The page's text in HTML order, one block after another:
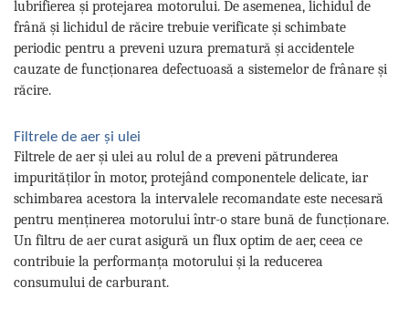
lubrifierea și protejarea motorului. De asemenea, lichidul de
frână și lichidul de răcire trebuie verificate și schimbate
periodic pentru a preveni uzura prematură și accidentele
cauzate de funcționarea defectuoasă a sistemelor de frânare și
răcire.
Filtrele de aer și ulei
Filtrele de aer și ulei au rolul de a preveni pătrunderea
impurităților în motor, protejând componentele delicate, iar
schimbarea acestora la intervalele recomandate este necesară
pentru menținerea motorului într-o stare bună de funcționare.
Un filtru de aer curat asigură un flux optim de aer, ceea ce
contribuie la performanța motorului și la reducerea
consumului de carburant.